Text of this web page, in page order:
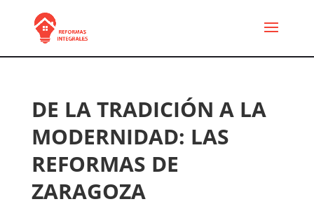
DE LA TRADICIÓN A LA
MODERNIDAD: LAS
REFORMAS DE
ZARAGOZA